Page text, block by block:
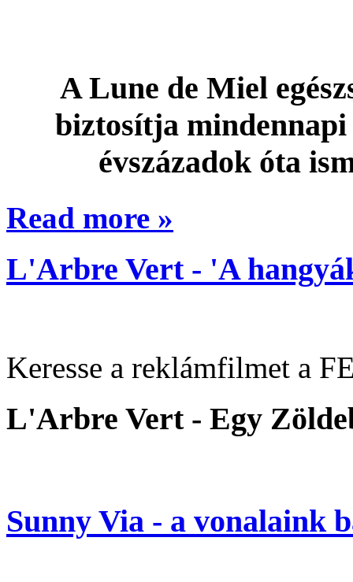
A Lune de Miel
biztosítja mindennapi
évszázadok óta
Read more »
L'Arbre Vert - 'A
Keresse a reklámfilmet a
L'Arbre Vert - Egy
Sunny Via - a vonalaink